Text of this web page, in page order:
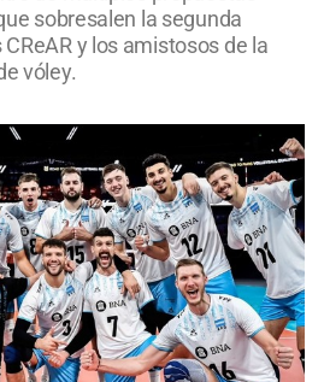
sobresalen la segunda
y los amistosos de la
vóley.